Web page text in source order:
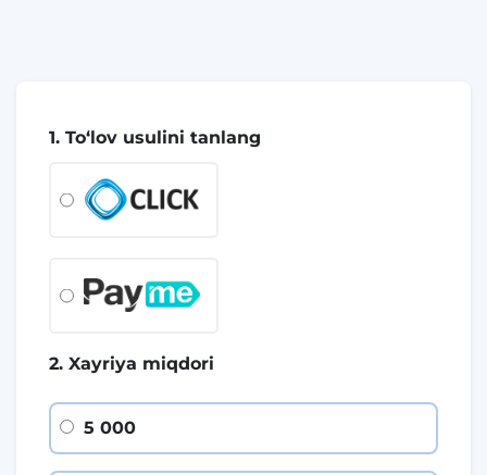
1. To‘lov usulini tanlang
2. Xayriya miqdori
5 000